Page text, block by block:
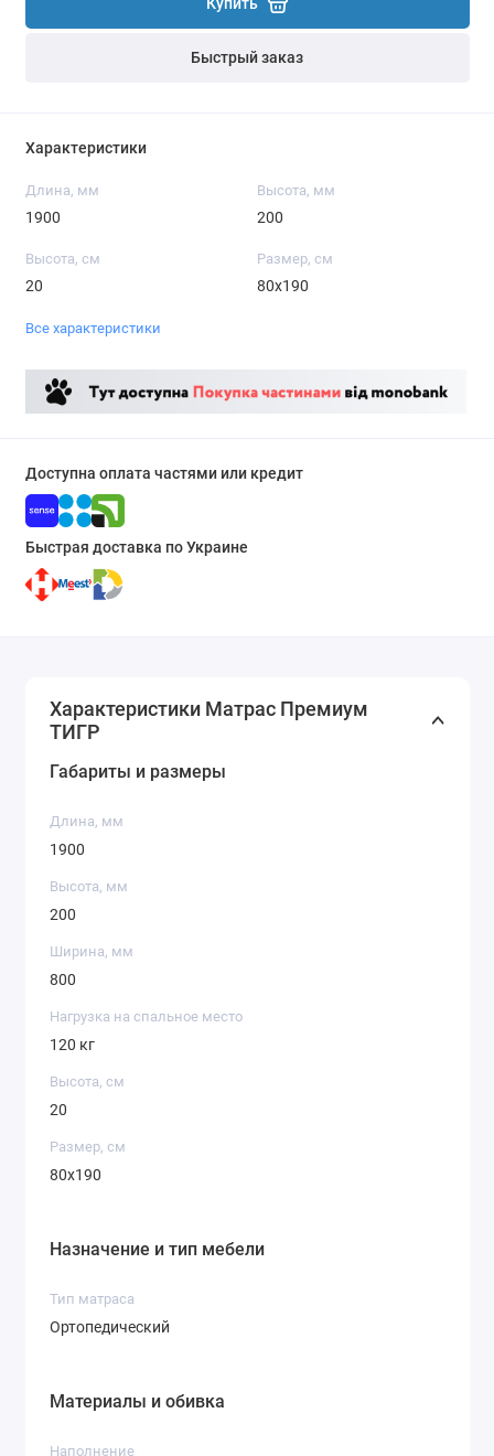
Быстрый заказ
Характеристики
Длина, мм
1900
Высота, мм
200
Высота, см
20
Размер, см
80x190
Все характеристики
Доступна оплата частями или кредит
Быстрая доставка по Украине
Характеристики Матрас Премиум
ТИГР
Габариты и размеры
Длина, мм
1900
Высота, мм
200
Ширина, мм
800
Нагрузка на спальное место
120 кг
Высота, см
20
Размер, см
80x190
Назначение и тип мебели
Тип матраса
Ортопедический
Материалы и обивка
Наполнение